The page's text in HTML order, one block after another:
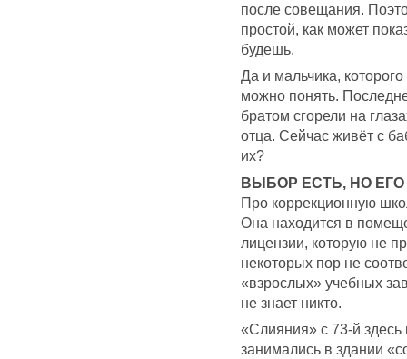
после совещания.
простой, как может
будешь.
Да и мальчика,
можно понять.
братом сгорели на
отца. Сейчас живёт с
их?
ВЫБОР ЕСТЬ, НО ЕГО
Про коррекционную
Она находится в
лицензии, которую не
некоторых пор не
«взрослых» учебных
не знает никто.
«Слияния» с 73-й здесь
занимались в здании